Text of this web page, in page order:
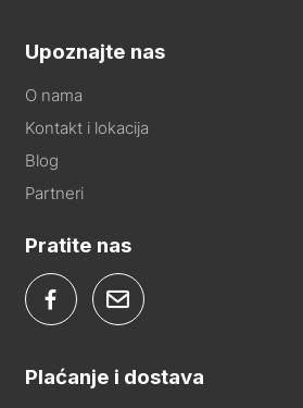
Upoznajte nas
O nama
Kontakt i lokacija
Blog
Partneri
Pratite nas
Plaćanje i dostava